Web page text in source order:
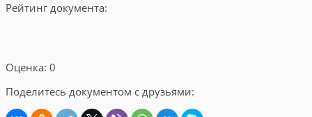
Рейтинг документа:
Оценка: 0
Поделитесь документом с друзьями: